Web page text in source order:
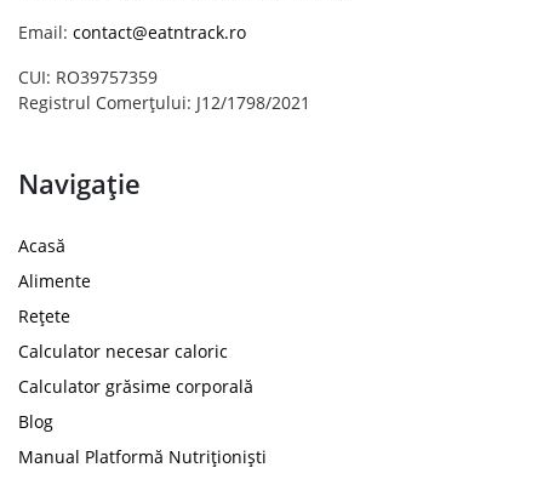
Email: contact@eatntrack.ro
CUI: RO39757359
Registrul Comerțului: J12/1798/2021
Navigație
Acasă
Alimente
Rețete
Calculator necesar caloric
Calculator grăsime corporală
Blog
Manual Platformă Nutriționiști